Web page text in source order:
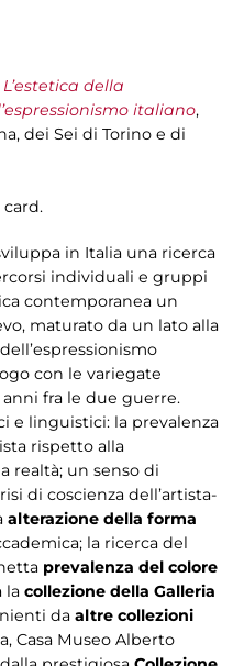
L’estetica della
italiano,
dei Sei di Torino e di
in Italia una ricerca
individuali e gruppi
contemporanea un
maturato da un lato alla
con le variegate
fra le due guerre.
e linguistici: la prevalenza
rispetto alla
realtà; un senso di
di coscienza dell’artista-
alterazione della forma
la ricerca del
prevalenza del colore
la collezione della Galleria
da altre collezioni
Casa Museo Alberto